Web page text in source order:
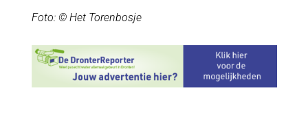
Foto: © Het Torenbosje